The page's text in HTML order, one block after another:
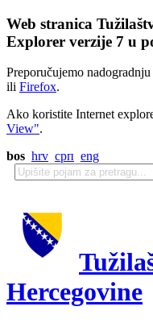
Web stranica
Explorer verzije 7 u
Preporučujemo nadogradnju
ili Firefox.
Ako koristite Internet
View".
bos hrv срп eng
Hercegovine